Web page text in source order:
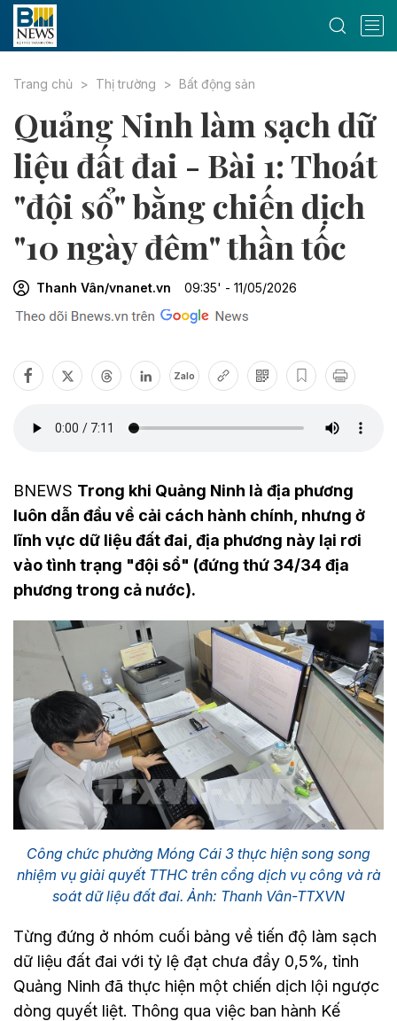
Trang chủ Thị trường Bất động sản
Quảng Ninh làm sạch dữ
liệu đất đai - Bài 1: Thoát
"đội sổ" bằng chiến dịch
"10 ngày đêm" thần tốc
Thanh Vân/vnanet.vn 09:35' - 11/05/2026
Zalo
BNEWS Trong khi Quảng Ninh là địa phương
luôn dẫn đầu về cải cách hành chính, nhưng ở
lĩnh vực dữ liệu đất đai, địa phương này lại rơi
vào tình trạng "đội sổ" (đứng thứ 34/34 địa
phương trong cả nước).
Công chức phường Móng Cái 3 thực hiện song song
nhiệm vụ giải quyết TTHC trên cổng dịch vụ công và rà
soát dữ liệu đất đai. Ảnh: Thanh Vân-TTXVN
Từng đứng ở nhóm cuối bảng về tiến độ làm sạch
dữ liệu đất đai với tỷ lệ đạt chưa đầy 0,5%, tỉnh
Quảng Ninh đã thực hiện một chiến dịch lội ngược
dòng quyết liệt. Thông qua việc ban hành Kế